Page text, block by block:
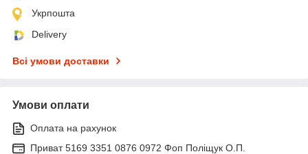
Укрпошта
Delivery
Всі умови доставки
Умови оплати
Оплата на рахунок
Приват 5169 3351 0876 0972 Фоп Поліщук О.П.